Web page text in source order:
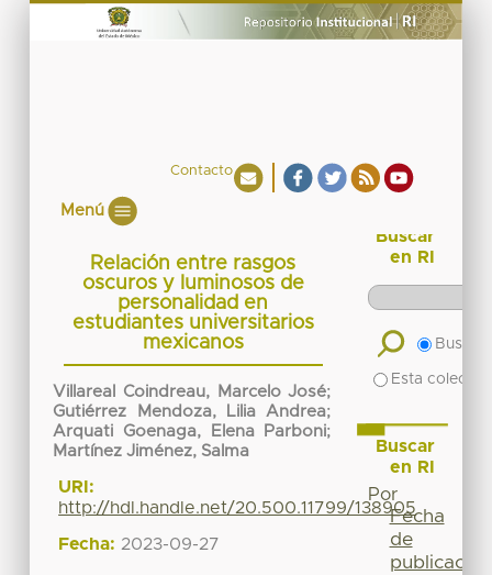
Contacto
Menú
Relación entre rasgos
oscuros y luminosos de
personalidad en
estudiantes universitarios
mexicanos
Villareal Coindreau, Marcelo José;
Gutiérrez Mendoza, Lilia Andrea;
Arquati Goenaga, Elena Parboni;
Martínez Jiménez, Salma
URI:
http://hdl.handle.net/20.500.11799/138905
Fecha: 2023-09-27
Buscar
en RI
Buscar
Esta
Buscar
en RI
Por
Fecha
de
publicación